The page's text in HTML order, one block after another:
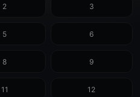
2 3
5 6
8 9
11 12